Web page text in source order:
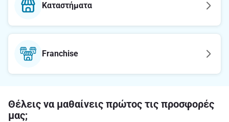
Καταστήματα
Franchise
Θέλεις να μαθαίνεις πρώτος τις προσφορές
μας;